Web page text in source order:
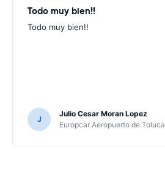
Todo muy bien!!
Todo muy bien!!
J
Julio Cesar Moran Lopez
Europcar Aeropuerto de Toluca